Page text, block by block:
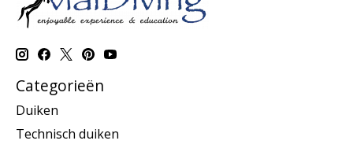
Categorieën
Duiken
Technisch duiken